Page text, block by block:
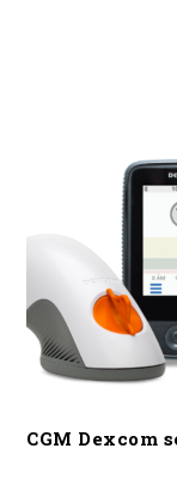
CGM Dexcom